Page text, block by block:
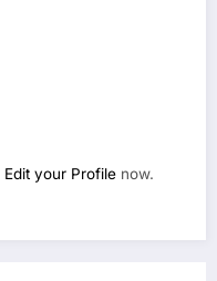
Edit your Profile now.